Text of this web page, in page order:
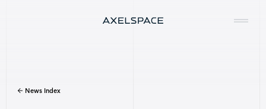
News Index